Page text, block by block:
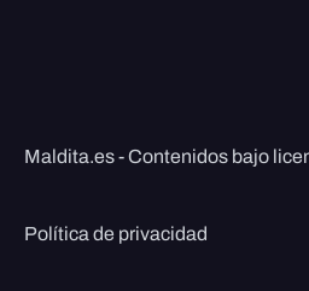
Maldita.es - Contenidos bajo
Política de privacidad